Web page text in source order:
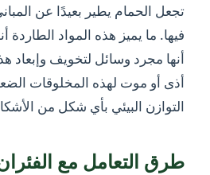
تجعل الحمام يطير بعيدًا عن
فيها. ما يميز هذه المواد الطاردة
أنها مجرد وسائل لتخويف وإبعاد
أذى أو موت لهذه المخلوقات
التوازن البيئي بأي شكل من
طرق التعامل مع